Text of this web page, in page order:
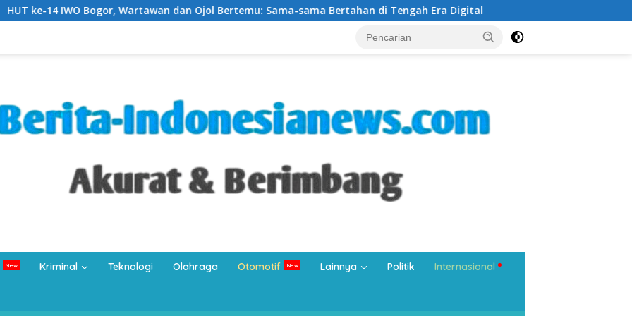
Wartawan dan Ojol Bertemu: Sama-sama Bertahan di Tengah Era Digital Silaturahmi di Masjid Tangkuban Perahu,
Kriminal Teknologi Olahraga Otomotif Lainnya Politik Internasional